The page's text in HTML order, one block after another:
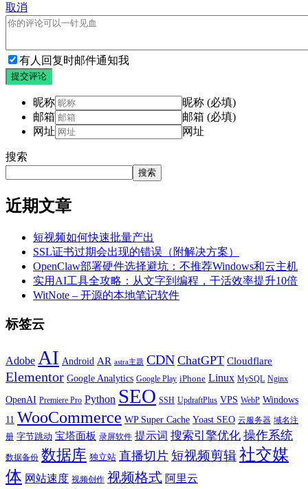
取消
有人回复时邮件通知我
提交评论
昵称
昵称 (必填)
邮箱
邮箱 (必填)
网址
网址
搜索
搜索
近期文章
短视频如何快速批量产出
SSL证书过期会出现的错误（附解决方案）
OpenClaw部署硬件选择避坑：不推荐Windows和云主机
实用AI工具全攻略：从文字到编程，干活效率提升10倍
WitNote – 开源的本地笔记软件
标签云
Adobe AI Android AR astra主题 CDN ChatGPT Cloudflare
Elementor Google Analytics Google Play iPhone Linux MySQL Nginx
OpenAI Premiere Pro Python SEO SSH UpdraftPlus VPS WebP Windows
11 WooCommerce WP Super Cache Yoast SEO 云服务器 域名注
册 字节跳动 宝塔面板 录屏软件 提示词 搜索引擎优化 操作系统
数据备份 数据库 独立站 直播切片 短视频剪辑社交媒
体 网站速度 视频创作 视频格式 阿里云